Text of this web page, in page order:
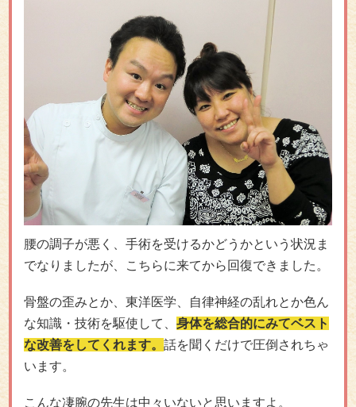
腰の調子が悪く、手術を受けるかどうかという状況ま
でなりましたが、こちらに来てから回復できました。
骨盤の歪みとか、東洋医学、自律神経の乱れとか色ん
な知識・技術を駆使して、 身体を総合的にみてベスト
な改善をしてくれます。 話を聞くだけで圧倒されちゃ
います。
こんな凄腕の先生は中々いないと思いますよ。